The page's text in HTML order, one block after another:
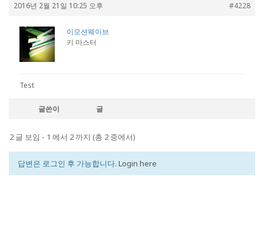
2016년 2월 21일 10:25 오후 #4228
이모션웨이브
키 마스터
Test
글쓴이 글
2 글 보임 - 1 에서 2 까지 (총 2 중에서)
답변은 로그인 후 가능합니다. Login here